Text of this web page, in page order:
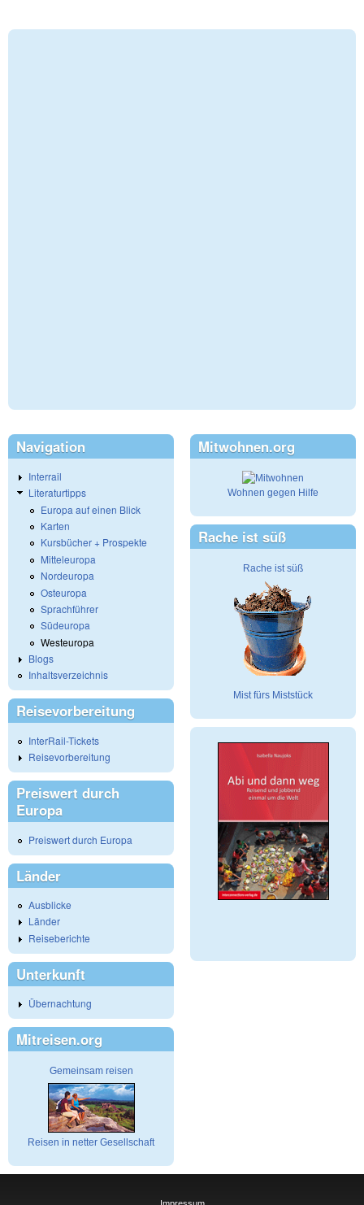
Navigation
Interrail
Literaturtipps
Europa auf einen Blick
Karten
Kursbücher + Prospekte
Mitteleuropa
Nordeuropa
Osteuropa
Sprachführer
Südeuropa
Westeuropa
Blogs
Inhaltsverzeichnis
Reisevorbereitung
InterRail-Tickets
Reisevorbereitung
Preiswert durch
Europa
Preiswert durch Europa
Länder
Ausblicke
Länder
Reiseberichte
Unterkunft
Übernachtung
Mitreisen.org
Gemeinsam reisen
Reisen in netter Gesellschaft
Mitwohnen.org
Wohnen gegen Hilfe
Rache ist süß
Rache ist süß
Mist fürs Miststück